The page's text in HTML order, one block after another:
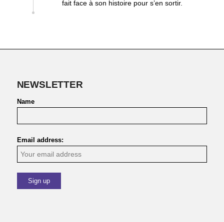
fait face à son histoire pour s’en sortir.
NEWSLETTER
Name
Email address: